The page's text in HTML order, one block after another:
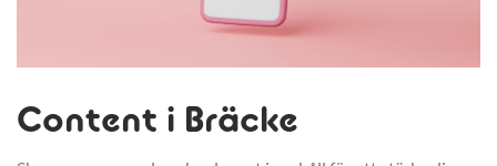
Content i Bräcke